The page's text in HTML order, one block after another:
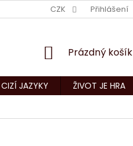
CZK Přihlášení
NÁKUPNÍ
Prázdný košík
CIZÍ JAZYKY ŽIVOT JE HRA